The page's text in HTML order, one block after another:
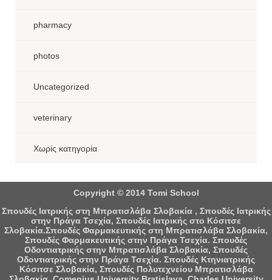
pharmacy
photos
Uncategorized
veterinary
Χωρίς κατηγορία
Copyright © 2014 Tomi School
Σπουδές Ιατρικής στη Μπρατισλάβα Σλοβακία , Σπουδές Ιατρικής
στην Πράγα Τσεχία, Σπουδές Ιατρικής στο Κόσιτσε
Σλοβακία.Σπουδές Φαρμακευτικής στη Μπρατισλάβα Σλοβακία,
Σπουδές Φαρμακευτικής στην Πράγα Τσεχία. Σπουδές
Οδοντιατρικής στην Μπρατισλάβα Σλοβακία, Σπουδές
Οδοντιατρικής στην Πράγα Τσεχία. Σπουδές Κτηνιατρικής
Κόσιτσε Σλοβακία, Σπουδές Πολυτεχνείου Μπρατισλάβα